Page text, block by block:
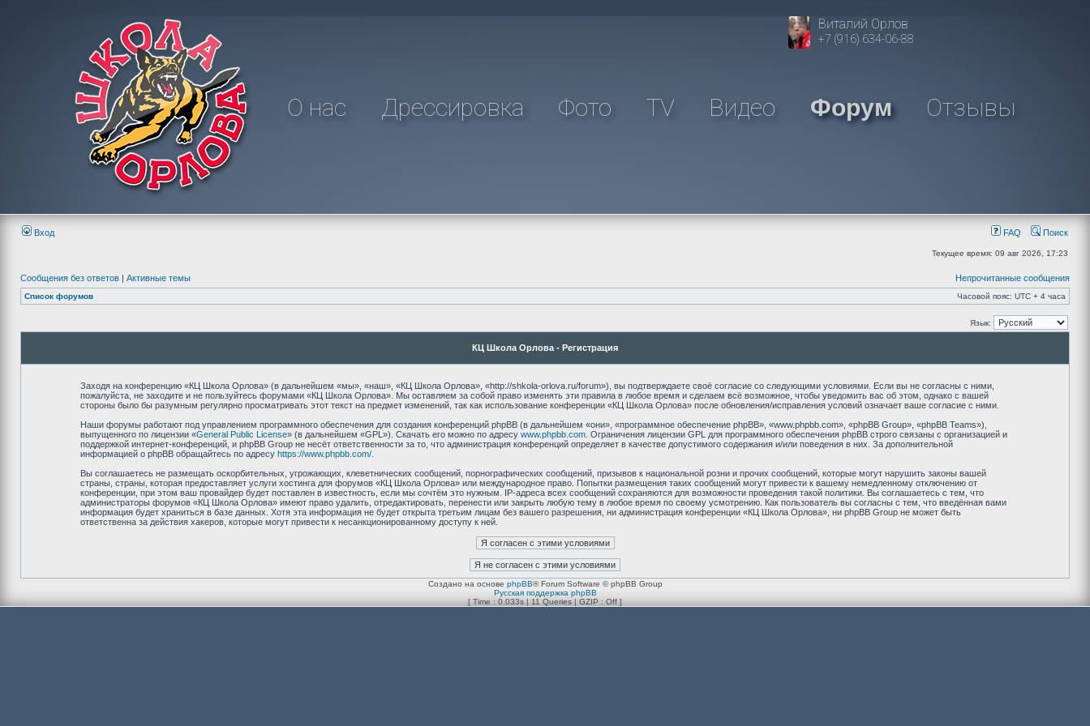
Виталий Орлов
+7 (916) 634-06-88
О нас Дрессировка Фото TV Видео Форум Отзывы
Вход FAQ Поиск
Текущее время: 09 авг 2026, 17:23
Сообщения без ответов | Активные темы Непрочитанные сообщения
Список форумов Часовой пояс: UTC + 4 часа
Язык:
КЦ Школа Орлова - Регистрация
Заходя на конференцию «КЦ Школа Орлова» (в дальнейшем «мы», «наш», «КЦ Школа Орлова», «http://shkola-orlova.ru/forum»), вы подтверждаете своё согласие со следующими условиями. Если вы не согласны с ними,
пожалуйста, не заходите и не пользуйтесь форумами «КЦ Школа Орлова». Мы оставляем за собой право изменять эти правила в любое время и сделаем всё возможное, чтобы уведомить вас об этом, однако с вашей
стороны было бы разумным регулярно просматривать этот текст на предмет изменений, так как использование конференции «КЦ Школа Орлова» после обновления/исправления условий означает ваше согласие с ними.
Наши форумы работают под управлением программного обеспечения для создания конференций phpBB (в дальнейшем «они», «программное обеспечение phpBB», «www.phpbb.com», «phpBB Group», «phpBB Teams»),
выпущенного по лицензии «General Public License» (в дальнейшем «GPL»). Скачать его можно по адресу www.phpbb.com. Ограничения лицензии GPL для программного обеспечения phpBB строго связаны с организацией и
поддержкой интернет-конференций, и phpBB Group не несёт ответственности за то, что администрация конференций определяет в качестве допустимого содержания и/или поведения в них. За дополнительной
информацией о phpBB обращайтесь по адресу https://www.phpbb.com/.
Вы соглашаетесь не размещать оскорбительных, угрожающих, клеветнических сообщений, порнографических сообщений, призывов к национальной розни и прочих сообщений, которые могут нарушить законы вашей
страны, страны, которая предоставляет услуги хостинга для форумов «КЦ Школа Орлова» или международное право. Попытки размещения таких сообщений могут привести к вашему немедленному отключению от
конференции, при этом ваш провайдер будет поставлен в известность, если мы сочтём это нужным. IP-адреса всех сообщений сохраняются для возможности проведения такой политики. Вы соглашаетесь с тем, что
администраторы форумов «КЦ Школа Орлова» имеют право удалить, отредактировать, перенести или закрыть любую тему в любое время по своему усмотрению. Как пользователь вы согласны с тем, что введённая вами
информация будет храниться в базе данных. Хотя эта информация не будет открыта третьим лицам без вашего разрешения, ни администрация конференции «КЦ Школа Орлова», ни phpBB Group не может быть
ответственна за действия хакеров, которые могут привести к несанкционированному доступу к ней.
Создано на основе phpBB® Forum Software © phpBB Group
Русская поддержка phpBB
[ Time : 0.033s | 11 Queries | GZIP : Off ]